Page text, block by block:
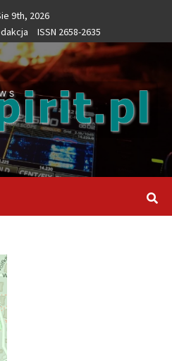
9th, 2026
ISSN 2658-2635